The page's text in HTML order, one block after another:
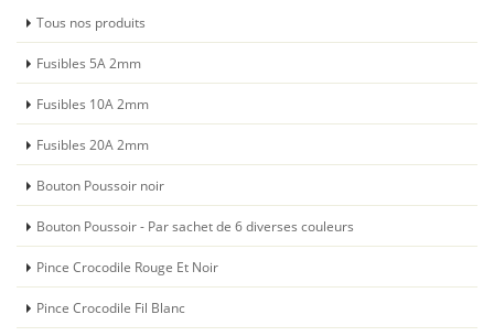
Tous nos produits
Fusibles 5A 2mm
Fusibles 10A 2mm
Fusibles 20A 2mm
Bouton Poussoir noir
Bouton Poussoir - Par sachet de 6 diverses couleurs
Pince Crocodile Rouge Et Noir
Pince Crocodile Fil Blanc